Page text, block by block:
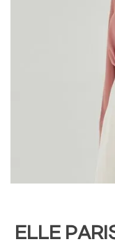
ELLE